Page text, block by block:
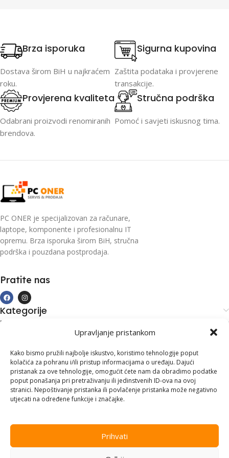
Upravljanje pristankom
Kako bismo pružili najbolje iskustvo, koristimo tehnologije poput
kolačića za pohranu i/ili pristup informacijama o uređaju. Dajući
pristanak za ove tehnologije, omogućit ćete nam da obradimo podatke
poput ponašanja pri pretraživanju ili jedinstvenih ID-ova na ovoj
stranici. Nepoštivanje pristanka ili povlačenje pristanka može negativno
utjecati na određene funkcije i značajke.
Prihvati
Brza isporuka
Dostava širom BiH u najkraćem
roku.
Sigurna kupovina
Zaštita podataka i provjerene
transakcije.
Provjerena kvaliteta
Odabrani proizvodi renomiranih
brendova.
Stručna podrška
Pomoć i savjeti iskusnog tima.
PC ONER je specijalizovan za računare,
laptope, komponente i profesionalnu IT
opremu. Brza isporuka širom BiH, stručna
podrška i pouzdana postprodaja.
Pratite nas
Kategorije
Kupovina i podrška
Kontakt informacije
Branilaca Bosne, 75 300 Lukavac
+387 35 555 999
info@pconer.ba